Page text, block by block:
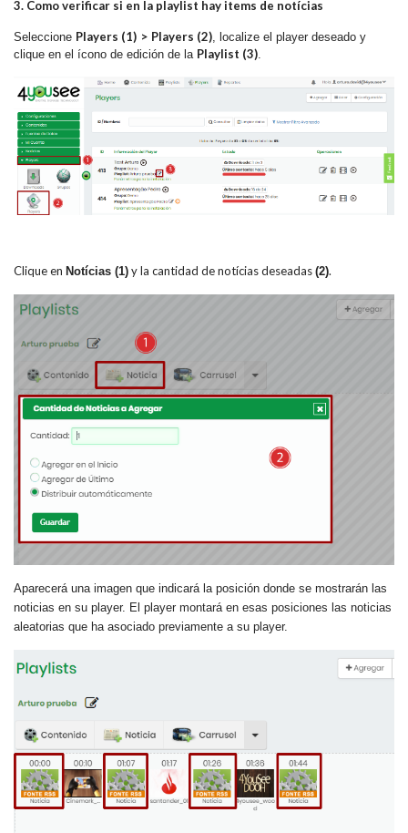
3. Como verificar si en la playlist hay items de notícias
Seleccione Players (1) > Players (2) , localize el player deseado y
clique en el ícono de edición de la Playlist (3)
Clique en Notícias (1) y la cantidad de notícias deseadas (2).
Aparecerá una imagen que indicará la posición donde se mostrarán las
noticias en su player. El player montará en esas posiciones las noticias
aleatorias que ha asociado previamente a su player.